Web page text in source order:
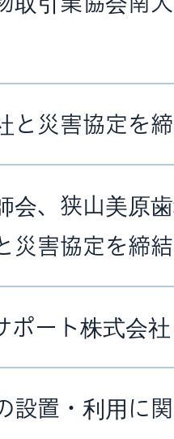
と災害協定を
会、狭山美原
災害協定を締結
ポート株式会
設置・利用に